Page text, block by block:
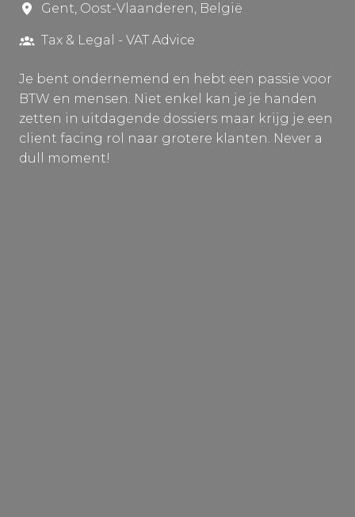
Gent, Oost-Vlaanderen, België
Tax & Legal - VAT Advice
Je bent ondernemend en hebt een passie voor
BTW en mensen. Niet enkel kan je je handen
zetten in uitdagende dossiers maar krijg je een
client facing rol naar grotere klanten. Never a
dull moment!